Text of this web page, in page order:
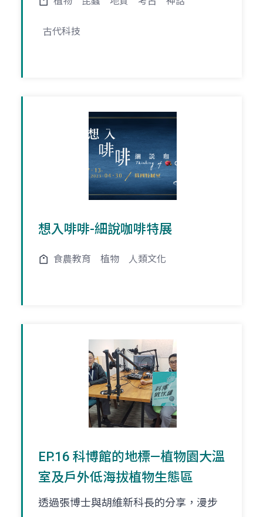
古代科技
想入啡啡-細說咖啡特展
食農教育 植物 人類文化
EP.16 科博館的地標—植物園大溫
室及戶外低海拔植物生態區
透過張博士與胡維新科長的分享，漫步